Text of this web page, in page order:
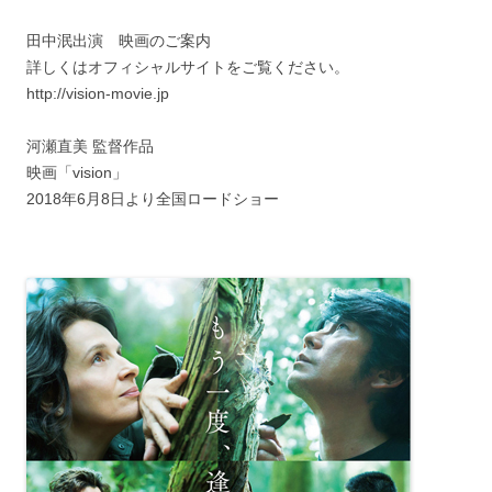
田中泯出演 映画のご案内
詳しくはオフィシャルサイトをご覧ください。
http://vision-movie.jp
河瀬直美 監督作品
映画「vision」
2018年6月8日より全国ロードショー